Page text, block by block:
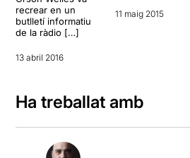
recrear en un
butlletí informatiu
de la ràdio […]
13 abril 2016
11 maig 2015
Ha treballat amb